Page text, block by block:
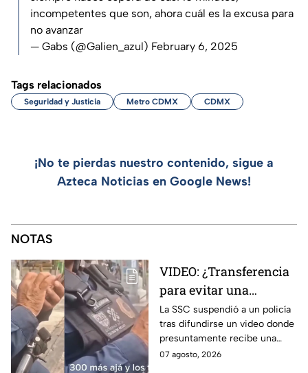
incompetentes que son, ahora cuál es la excusa para
no avanzar
— Gabs (@Galien_azul) February 6, 2025
Tags relacionados
Seguridad y Justicia Metro CDMX CDMX
¡No te pierdas nuestro contenido, sigue a
Azteca Noticias en Google News!
NOTAS
VIDEO: ¿Transferencia
para evitar una
sanción? SSC suspende
a policía y abre
investigación
La SSC suspendió a un policía
tras difundirse un video donde
presuntamente recibe una
transferencia para evitar una
07 agosto, 2026